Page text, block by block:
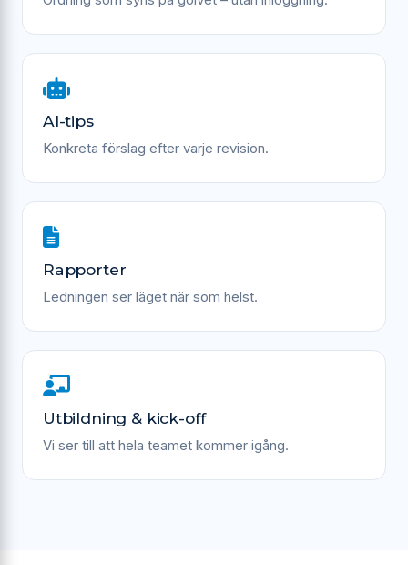
AI-tips
Konkreta förslag efter varje revision.
Rapporter
Ledningen ser läget när som helst.
Utbildning & kick-off
Vi ser till att hela teamet kommer igång.